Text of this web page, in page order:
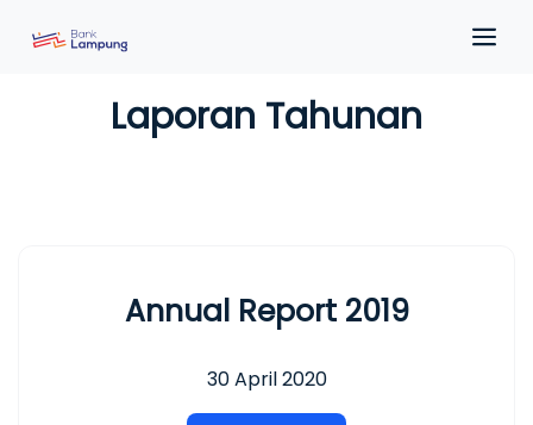
Laporan Tahunan
Annual Report 2019
30 April 2020